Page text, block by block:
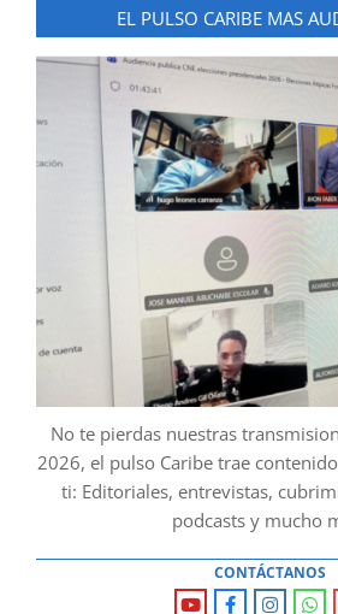
EL PULSO CARIBE MAS
No te pierdas nuestras
2026, el pulso Caribe trae
ti: Editoriales, entrevistas,
podcasts y mucho
CONTÁCTANOS